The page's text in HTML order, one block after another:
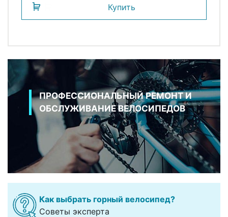
Купить
ПРОФЕССИОНАЛЬНЫЙ РЕМОНТ И
ОБСЛУЖИВАНИЕ ВЕЛОСИПЕДОВ
Как выбрать горный велосипед?
Советы эксперта